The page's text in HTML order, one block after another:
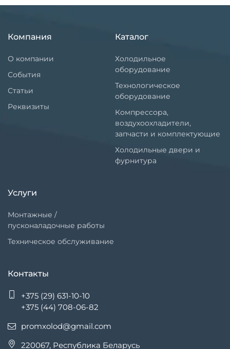
Компания
О компании
События
Статьи
Реквизиты
Каталог
Холодильное
оборудование
Технологическое
оборудование
Компрессора,
воздухоохладители,
запчасти и комплектующие
Холодильные двери и
фурнитура
Услуги
Монтажные /
пусконаладочные работы
Техническое обслуживание
Контакты
+375 (29) 631-10-10
+375 (44) 708-06-82
promxolod@gmail.com
220067, Республика Беларусь